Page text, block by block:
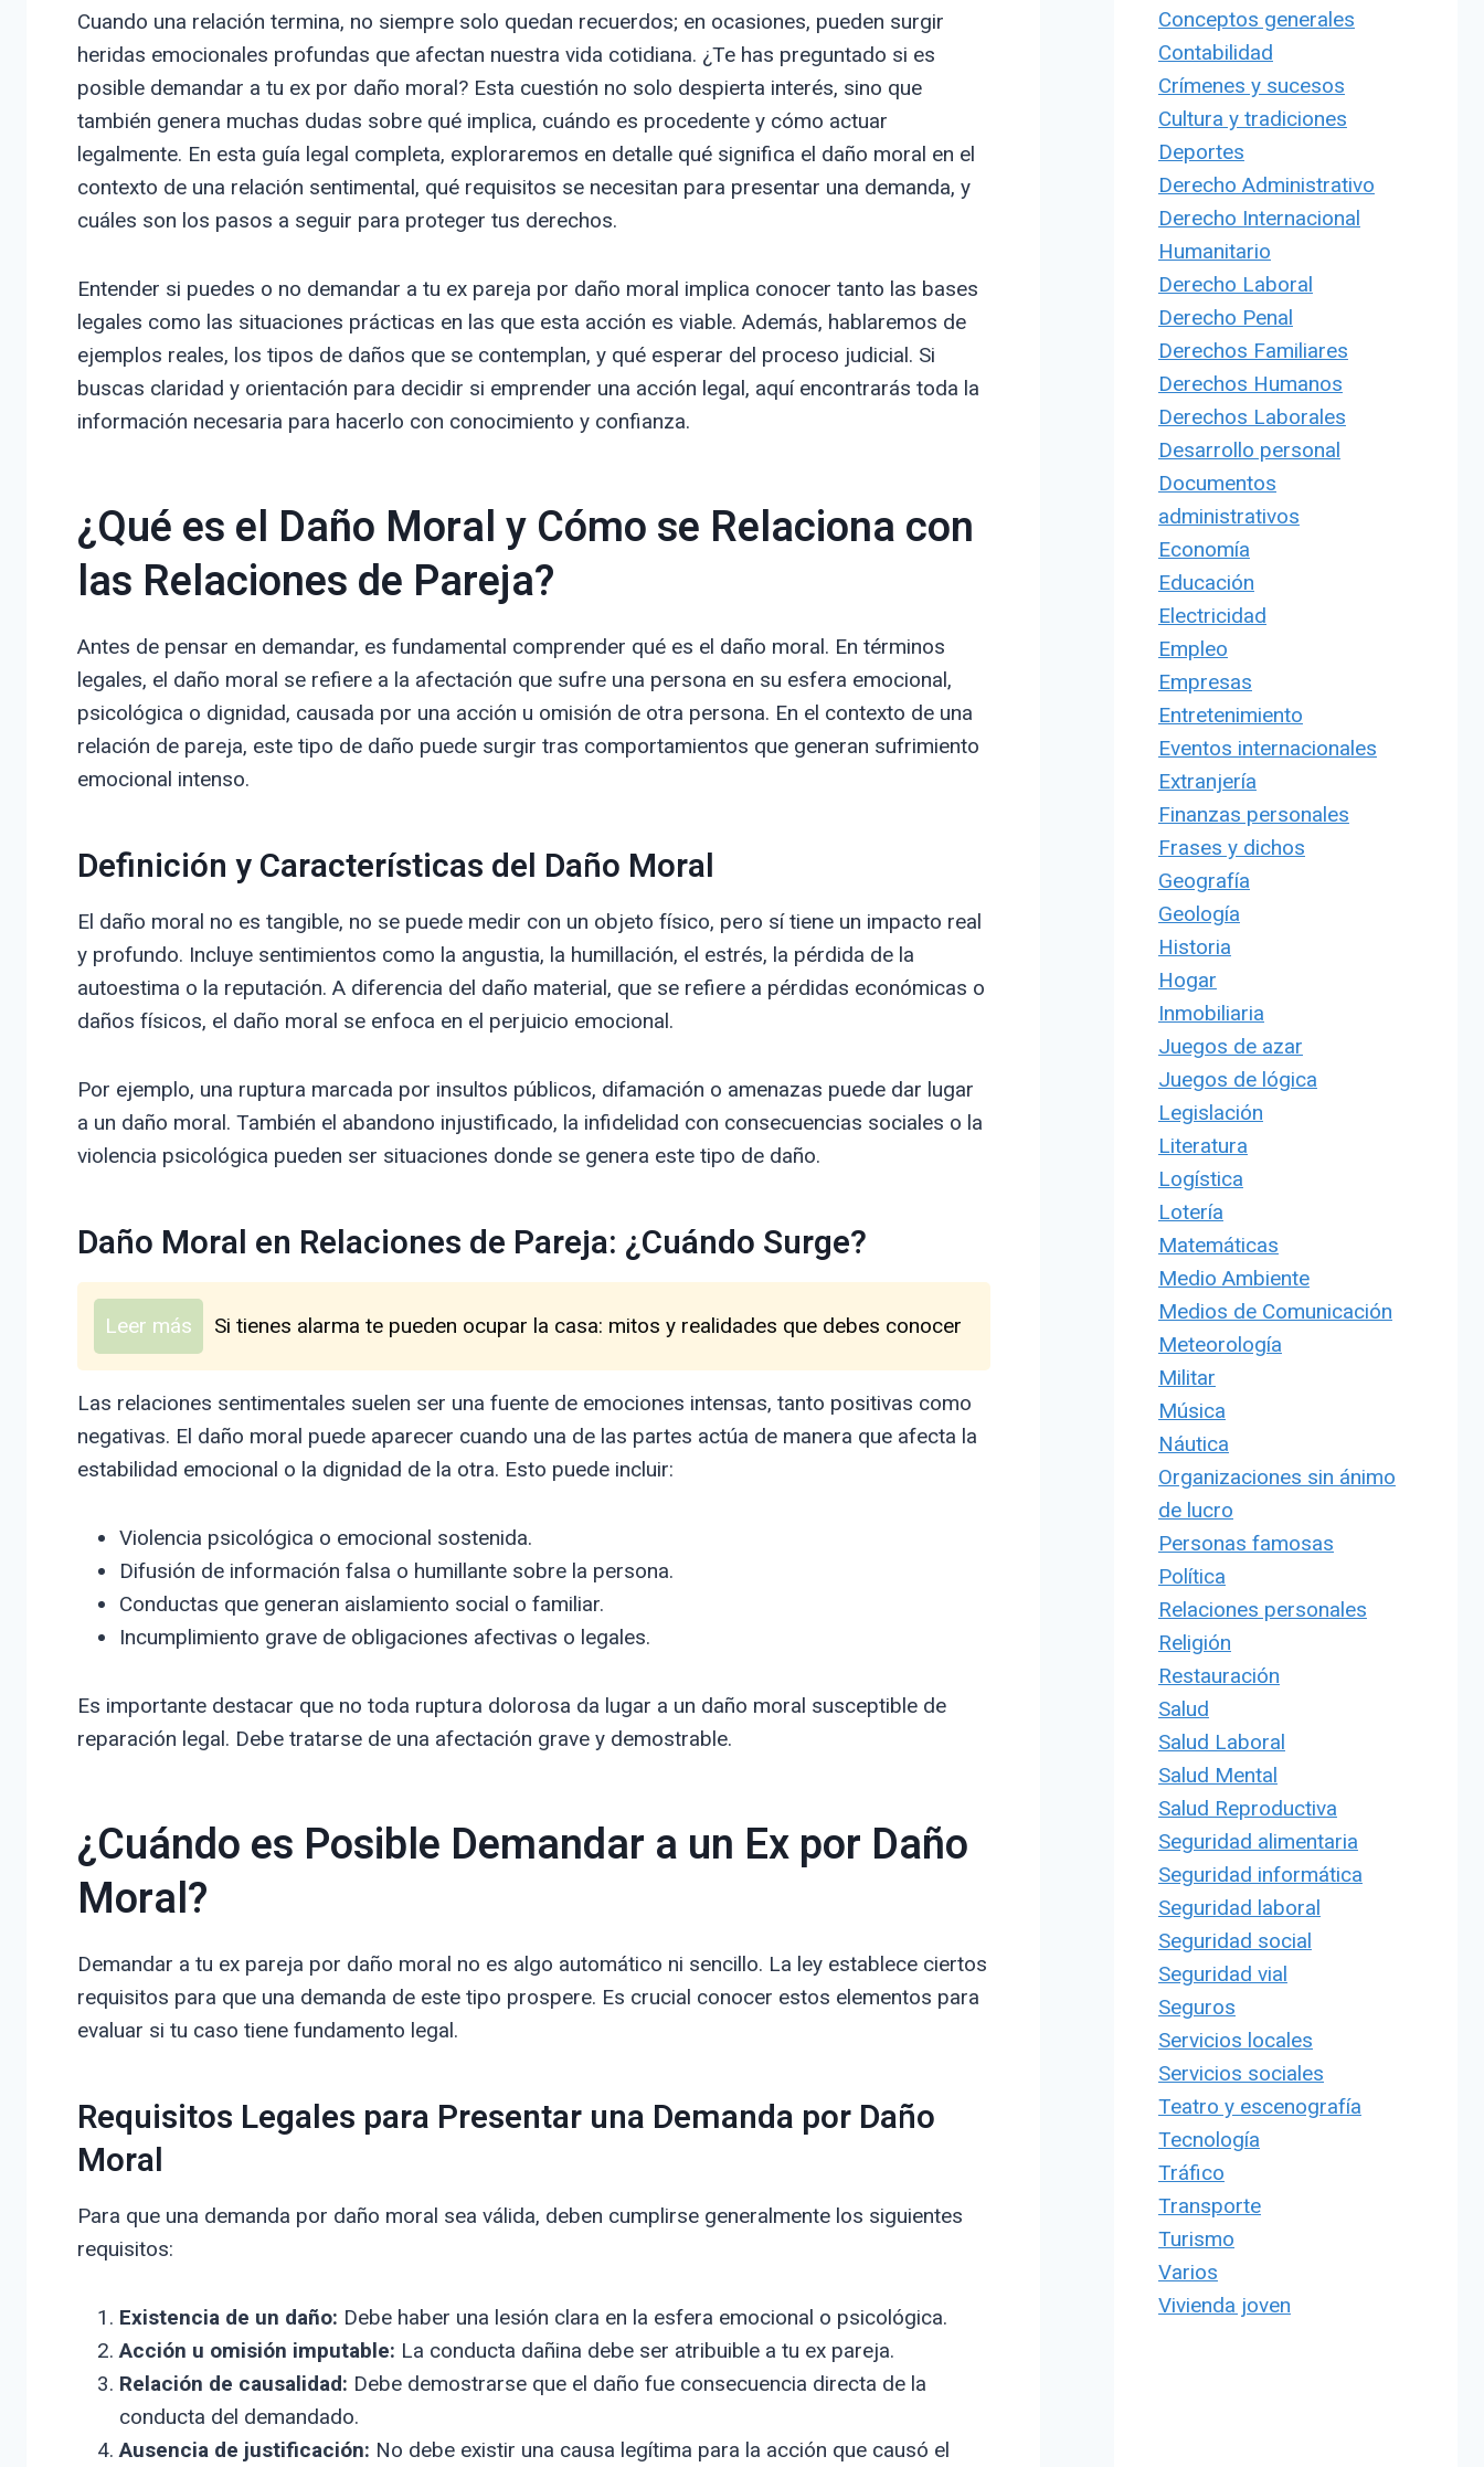
Cuando una relación termina, no siempre solo quedan recuerdos; en ocasiones, pueden surgir
heridas emocionales profundas que afectan nuestra vida cotidiana. ¿Te has preguntado si es
posible demandar a tu ex por daño moral? Esta cuestión no solo despierta interés, sino que
también genera muchas dudas sobre qué implica, cuándo es procedente y cómo actuar
legalmente. En esta guía legal completa, exploraremos en detalle qué significa el daño moral en el
contexto de una relación sentimental, qué requisitos se necesitan para presentar una demanda, y
cuáles son los pasos a seguir para proteger tus derechos.
Entender si puedes o no demandar a tu ex pareja por daño moral implica conocer tanto las bases
legales como las situaciones prácticas en las que esta acción es viable. Además, hablaremos de
ejemplos reales, los tipos de daños que se contemplan, y qué esperar del proceso judicial. Si
buscas claridad y orientación para decidir si emprender una acción legal, aquí encontrarás toda la
información necesaria para hacerlo con conocimiento y confianza.
¿Qué es el Daño Moral y Cómo se Relaciona con
las Relaciones de Pareja?
Antes de pensar en demandar, es fundamental comprender qué es el daño moral. En términos
legales, el daño moral se refiere a la afectación que sufre una persona en su esfera emocional,
psicológica o dignidad, causada por una acción u omisión de otra persona. En el contexto de una
relación de pareja, este tipo de daño puede surgir tras comportamientos que generan sufrimiento
emocional intenso.
Definición y Características del Daño Moral
El daño moral no es tangible, no se puede medir con un objeto físico, pero sí tiene un impacto real
y profundo. Incluye sentimientos como la angustia, la humillación, el estrés, la pérdida de la
autoestima o la reputación. A diferencia del daño material, que se refiere a pérdidas económicas o
daños físicos, el daño moral se enfoca en el perjuicio emocional.
Por ejemplo, una ruptura marcada por insultos públicos, difamación o amenazas puede dar lugar
a un daño moral. También el abandono injustificado, la infidelidad con consecuencias sociales o la
violencia psicológica pueden ser situaciones donde se genera este tipo de daño.
Daño Moral en Relaciones de Pareja: ¿Cuándo Surge?
Leer más Si tienes alarma te pueden ocupar la casa: mitos y realidades que debes conocer
Las relaciones sentimentales suelen ser una fuente de emociones intensas, tanto positivas como
negativas. El daño moral puede aparecer cuando una de las partes actúa de manera que afecta la
estabilidad emocional o la dignidad de la otra. Esto puede incluir:
Violencia psicológica o emocional sostenida.
Difusión de información falsa o humillante sobre la persona.
Conductas que generan aislamiento social o familiar.
Incumplimiento grave de obligaciones afectivas o legales.
Es importante destacar que no toda ruptura dolorosa da lugar a un daño moral susceptible de
reparación legal. Debe tratarse de una afectación grave y demostrable.
¿Cuándo es Posible Demandar a un Ex por Daño
Moral?
Demandar a tu ex pareja por daño moral no es algo automático ni sencillo. La ley establece ciertos
requisitos para que una demanda de este tipo prospere. Es crucial conocer estos elementos para
evaluar si tu caso tiene fundamento legal.
Requisitos Legales para Presentar una Demanda por Daño
Moral
Para que una demanda por daño moral sea válida, deben cumplirse generalmente los siguientes
requisitos:
Existencia de un daño: Debe haber una lesión clara en la esfera emocional o psicológica.
Acción u omisión imputable: La conducta dañina debe ser atribuible a tu ex pareja.
Relación de causalidad: Debe demostrarse que el daño fue consecuencia directa de la
conducta del demandado.
Ausencia de justificación: No debe existir una causa legítima para la acción que causó el
Conceptos generales
Contabilidad
Crímenes y sucesos
Cultura y tradiciones
Deportes
Derecho Administrativo
Derecho Internacional
Humanitario
Derecho Laboral
Derecho Penal
Derechos Familiares
Derechos Humanos
Derechos Laborales
Desarrollo personal
Documentos
administrativos
Economía
Educación
Electricidad
Empleo
Empresas
Entretenimiento
Eventos internacionales
Extranjería
Finanzas personales
Frases y dichos
Geografía
Geología
Historia
Hogar
Inmobiliaria
Juegos de azar
Juegos de lógica
Legislación
Literatura
Logística
Lotería
Matemáticas
Medio Ambiente
Medios de Comunicación
Meteorología
Militar
Música
Náutica
Organizaciones sin ánimo
de lucro
Personas famosas
Política
Relaciones personales
Religión
Restauración
Salud
Salud Laboral
Salud Mental
Salud Reproductiva
Seguridad alimentaria
Seguridad informática
Seguridad laboral
Seguridad social
Seguridad vial
Seguros
Servicios locales
Servicios sociales
Teatro y escenografía
Tecnología
Tráfico
Transporte
Turismo
Varios
Vivienda joven